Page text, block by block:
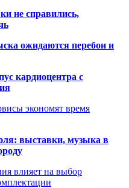
не справились,
ожидаются перебои и
кардиоцентра с
экономят время
выставки, музыка в
влияет на выбор